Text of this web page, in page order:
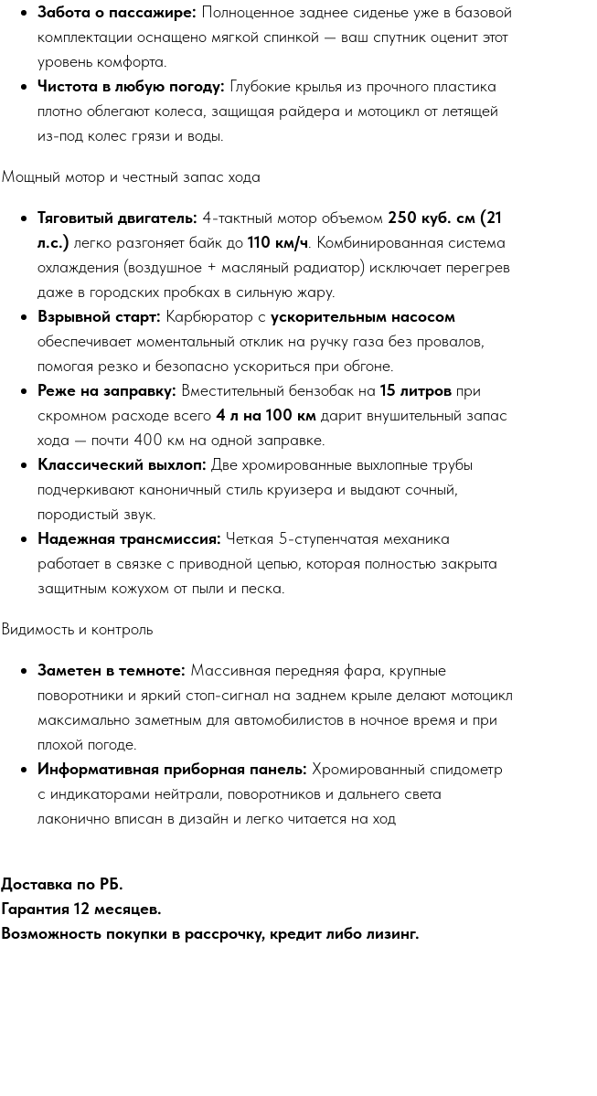
Забота о пассажире: Полноценное заднее сиденье уже в базовой
комплектации оснащено мягкой спинкой — ваш спутник оценит этот
уровень комфорта.
Чистота в любую погоду: Глубокие крылья из прочного пластика
плотно облегают колеса, защищая райдера и мотоцикл от летящей
из-под колес грязи и воды.
Мощный мотор и честный запас хода
Тяговитый двигатель: 4-тактный мотор объемом 250 куб. см (21
л.с.) легко разгоняет байк до 110 км/ч. Комбинированная система
охлаждения (воздушное + масляный радиатор) исключает перегрев
даже в городских пробках в сильную жару.
Взрывной старт: Карбюратор с ускорительным насосом
обеспечивает моментальный отклик на ручку газа без провалов,
помогая резко и безопасно ускориться при обгоне.
Реже на заправку: Вместительный бензобак на 15 литров при
скромном расходе всего 4 л на 100 км дарит внушительный запас
хода — почти 400 км на одной заправке.
Классический выхлоп: Две хромированные выхлопные трубы
подчеркивают каноничный стиль круизера и выдают сочный,
породистый звук.
Надежная трансмиссия: Четкая 5-ступенчатая механика
работает в связке с приводной цепью, которая полностью закрыта
защитным кожухом от пыли и песка.
Видимость и контроль
Заметен в темноте: Массивная передняя фара, крупные
поворотники и яркий стоп-сигнал на заднем крыле делают мотоцикл
максимально заметным для автомобилистов в ночное время и при
плохой погоде.
Информативная приборная панель: Хромированный спидометр
с индикаторами нейтрали, поворотников и дальнего света
лаконично вписан в дизайн и легко читается на ход
Доставка по РБ.
Гарантия 12 месяцев.
Возможность покупки в рассрочку, кредит либо лизинг.